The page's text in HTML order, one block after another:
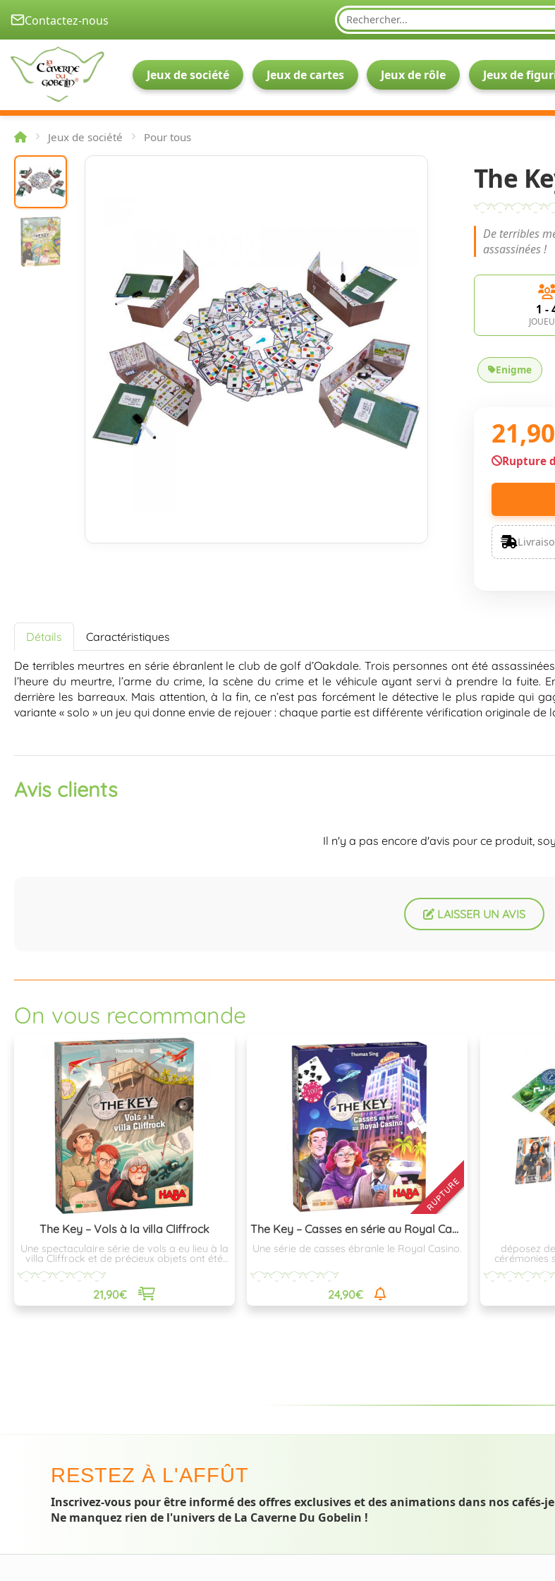
Contactez-nous
Jeux de société Jeux de cartes Jeux de rôle Jeux de
Jeux de société Pour tous
The
De terribles
assassinées !
1 -
Enigme
Rupture
Détails Caractéristiques
De terribles meurtres en série ébranlent le club de golf d’Oakdale. Trois personnes ont été
l’heure du meurtre, l’arme du crime, la scène du crime et le véhicule ayant servi à prendre la
derrière les barreaux. Mais attention, à la fin, ce n’est pas forcément le détective le plus rapide qui
variante « solo » un jeu qui donne envie de rejouer : chaque partie est différente vérification originale de
Avis clients
Il n'y a pas encore d'avis pour ce produit,
LAISSER UN AVIS
On vous recommande
The Key – Vols à la villa Cliffrock
Une spectaculaire série de vols a eu lieu à la
villa Cliffrock et de précieux objets ont été
21,90€
RUPTURE
The Key – Casses en série au Royal Casino
Une série de casses ébranle le Royal Casino.
24,90€
déposez
cérémonies
RESTEZ À L'AFFÛT
Inscrivez-vous pour être informé des offres exclusives et des animations dans nos cafés-
Ne manquez rien de l'univers de La Caverne Du Gobelin !